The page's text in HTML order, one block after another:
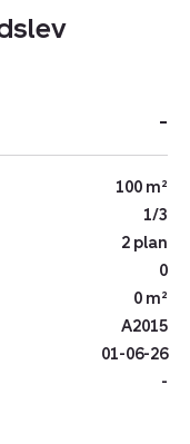
-
100 m²
1/3
2 plan
0
0 m²
A2015
01-06-26
-